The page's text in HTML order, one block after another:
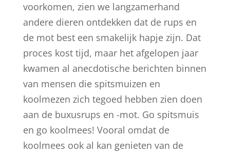
voorkomen, zien we langzamerhand
andere dieren ontdekken dat de rups en
de mot best een smakelijk hapje zijn. Dat
proces kost tijd, maar het afgelopen jaar
kwamen al anecdotische berichten binnen
van mensen die spitsmuizen en
koolmezen zich tegoed hebben zien doen
aan de buxusrups en -mot. Go spitsmuis
en go koolmees! Vooral omdat de
koolmees ook al kan genieten van de